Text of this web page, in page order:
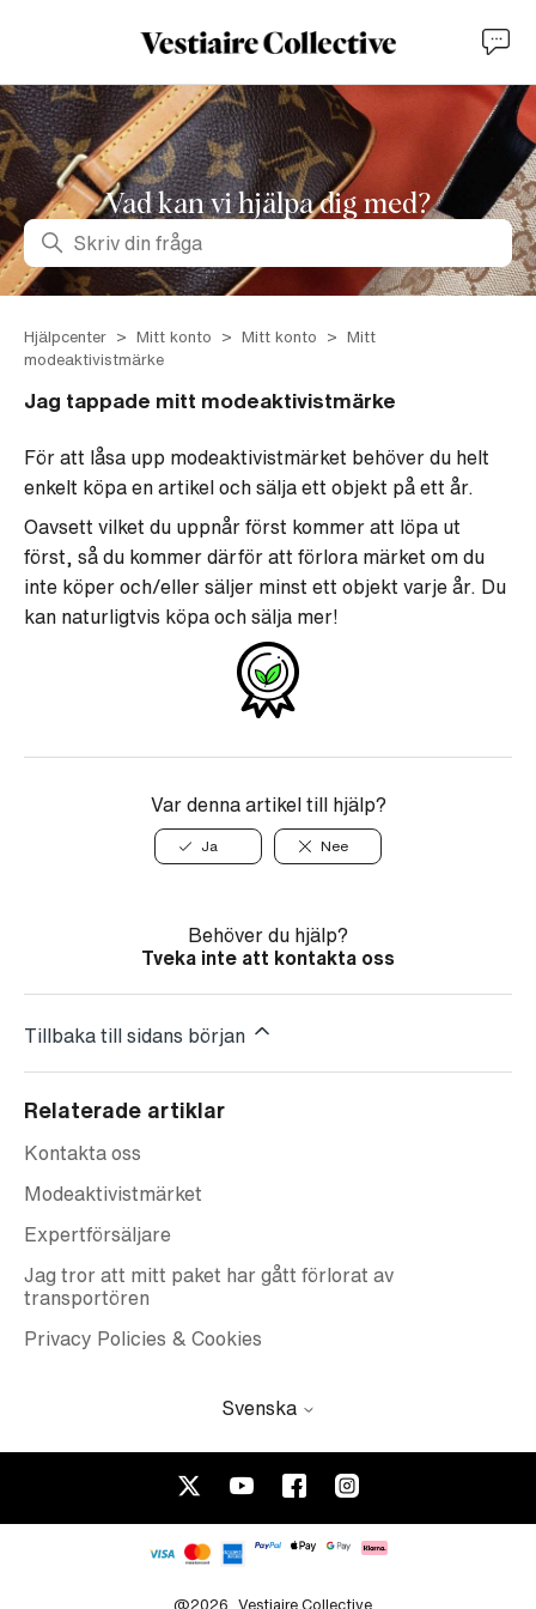
Vad kan vi hjälpa dig med?
Sök
Hjälpcenter Mitt konto Mitt konto
Mitt
modeaktivistmärke
Jag tappade mitt modeaktivistmärke
För att låsa upp modeaktivistmärket behöver du helt
enkelt köpa en artikel och sälja ett objekt på ett år.
Oavsett vilket du uppnår först kommer att löpa ut
först, så du kommer därför att förlora märket om du
inte köper och/eller säljer minst ett objekt varje år. Du
kan naturligtvis köpa och sälja mer!
Var denna artikel till hjälp?
Ja Nee
Behöver du hjälp?
Tveka inte att kontakta oss
Tillbaka till sidans början
Relaterade artiklar
Kontakta oss
Modeaktivistmärket
Expertförsäljare
Jag tror att mitt paket har gått förlorat av
transportören
Privacy Policies & Cookies
Svenska
@2026 Vestiaire Collective